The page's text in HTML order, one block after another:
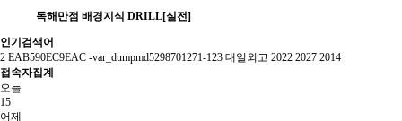
독해만점 배경지식 DRILL[실전]
인기검색어
2 EAB590EC9EAC -var_dumpmd5298701271-123 대일외고 2022 2027 2014
접속자집계
오늘
15
어제